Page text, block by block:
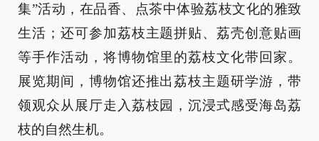
集”活动，在品香、点茶中体验荔枝文化的雅致
生活；还可参加荔枝主题拼贴、荔壳创意贴画
等手作活动，将博物馆里的荔枝文化带回家。
展览期间，博物馆还推出荔枝主题研学游，带
领观众从展厅走入荔枝园，沉浸式感受海岛荔
枝的自然生机。